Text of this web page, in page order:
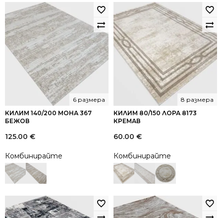
КИЛИМ 140/200 МОНА 367
БЕЖОВ
6 размера
125.00 €
Комбинирайте
КИЛИМ 80/150 ЛОРА 8173
КРЕМАВ
8 размера
60.00 €
Комбинирайте